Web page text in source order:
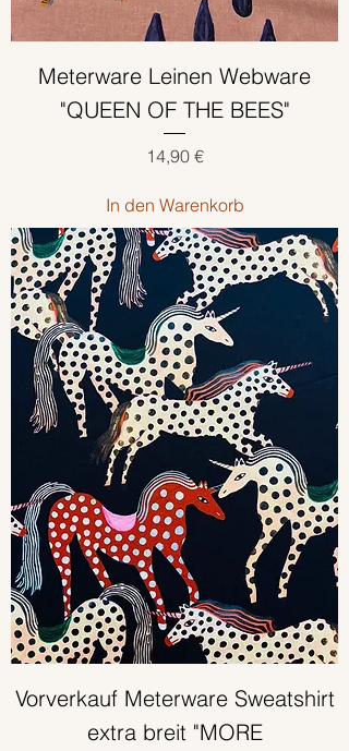
Meterware Leinen Webware
"QUEEN OF THE BEES"
Preis
14,90 €
In den Warenkorb
Vorverkauf Meterware Sweatshirt
extra breit "MORE